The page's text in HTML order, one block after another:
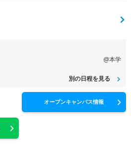
@本学
別の日程を見る
オープンキャンパス情報